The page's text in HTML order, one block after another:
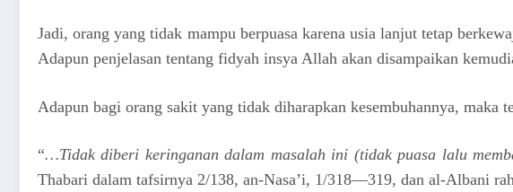
Jadi, orang yang tidak mampu berpuasa karena usia lanjut tetap
Adapun penjelasan tentang fidyah insya Allah akan disampaikan
Adapun bagi orang sakit yang tidak diharapkan kesembuhannya, maka
“…Tidak diberi keringanan dalam masalah ini (tidak puasa lalu
Thabari dalam tafsirnya 2/138, an-Nasa’i, 1/318—319, dan al-Albani